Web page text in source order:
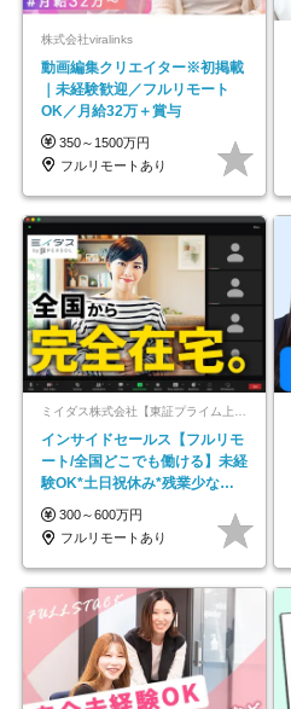
株式会社viralinks
動画編集クリエイター※初掲載
｜未経験歓迎／フルリモート
OK／月給32万＋賞与
350～1500万円
フルリモートあり
ミイダス株式会社【東証プライム上場パーソルグループ】
インサイドセールス【フルリモ
ート/全国どこでも働ける】未経
験OK*土日祝休み*残業少なめ*
在宅勤務手当あり
300～600万円
フルリモートあり